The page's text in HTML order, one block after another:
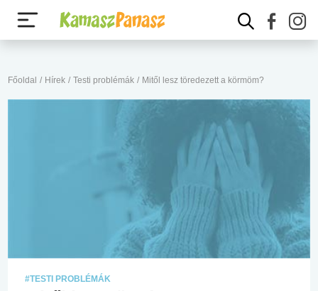
Főoldal / Hírek / Testi problémák / Mitől lesz töredezett a körmöm?
#TESTI PROBLÉMÁK